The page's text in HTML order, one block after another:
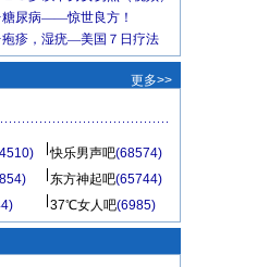
更多>>
快乐男声吧(68574)
东方神起吧(65744)
37℃女人吧(6985)